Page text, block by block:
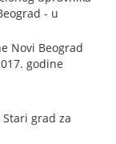
- u
Novi Beograd
godine
grad za